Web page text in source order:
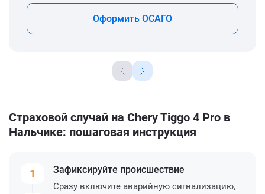
Оформить ОСАГО
Страховой случай на Chery Tiggo 4 Pro в
Нальчике: пошаговая инструкция
1 Зафиксируйте происшествие
Сразу включите аварийную сигнализацию,